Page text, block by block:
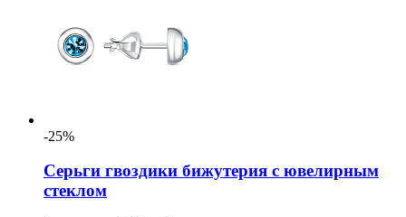
-25%
Серьги гвоздики бижутерия с ювелирным
стеклом